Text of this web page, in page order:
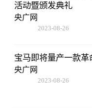
活动暨颁发典礼
央广网
2023-08-26
宝马即将量产一款
央广网
2023-08-26